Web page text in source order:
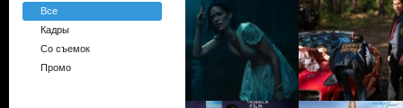
Все
Кадры
Со съемок
Промо